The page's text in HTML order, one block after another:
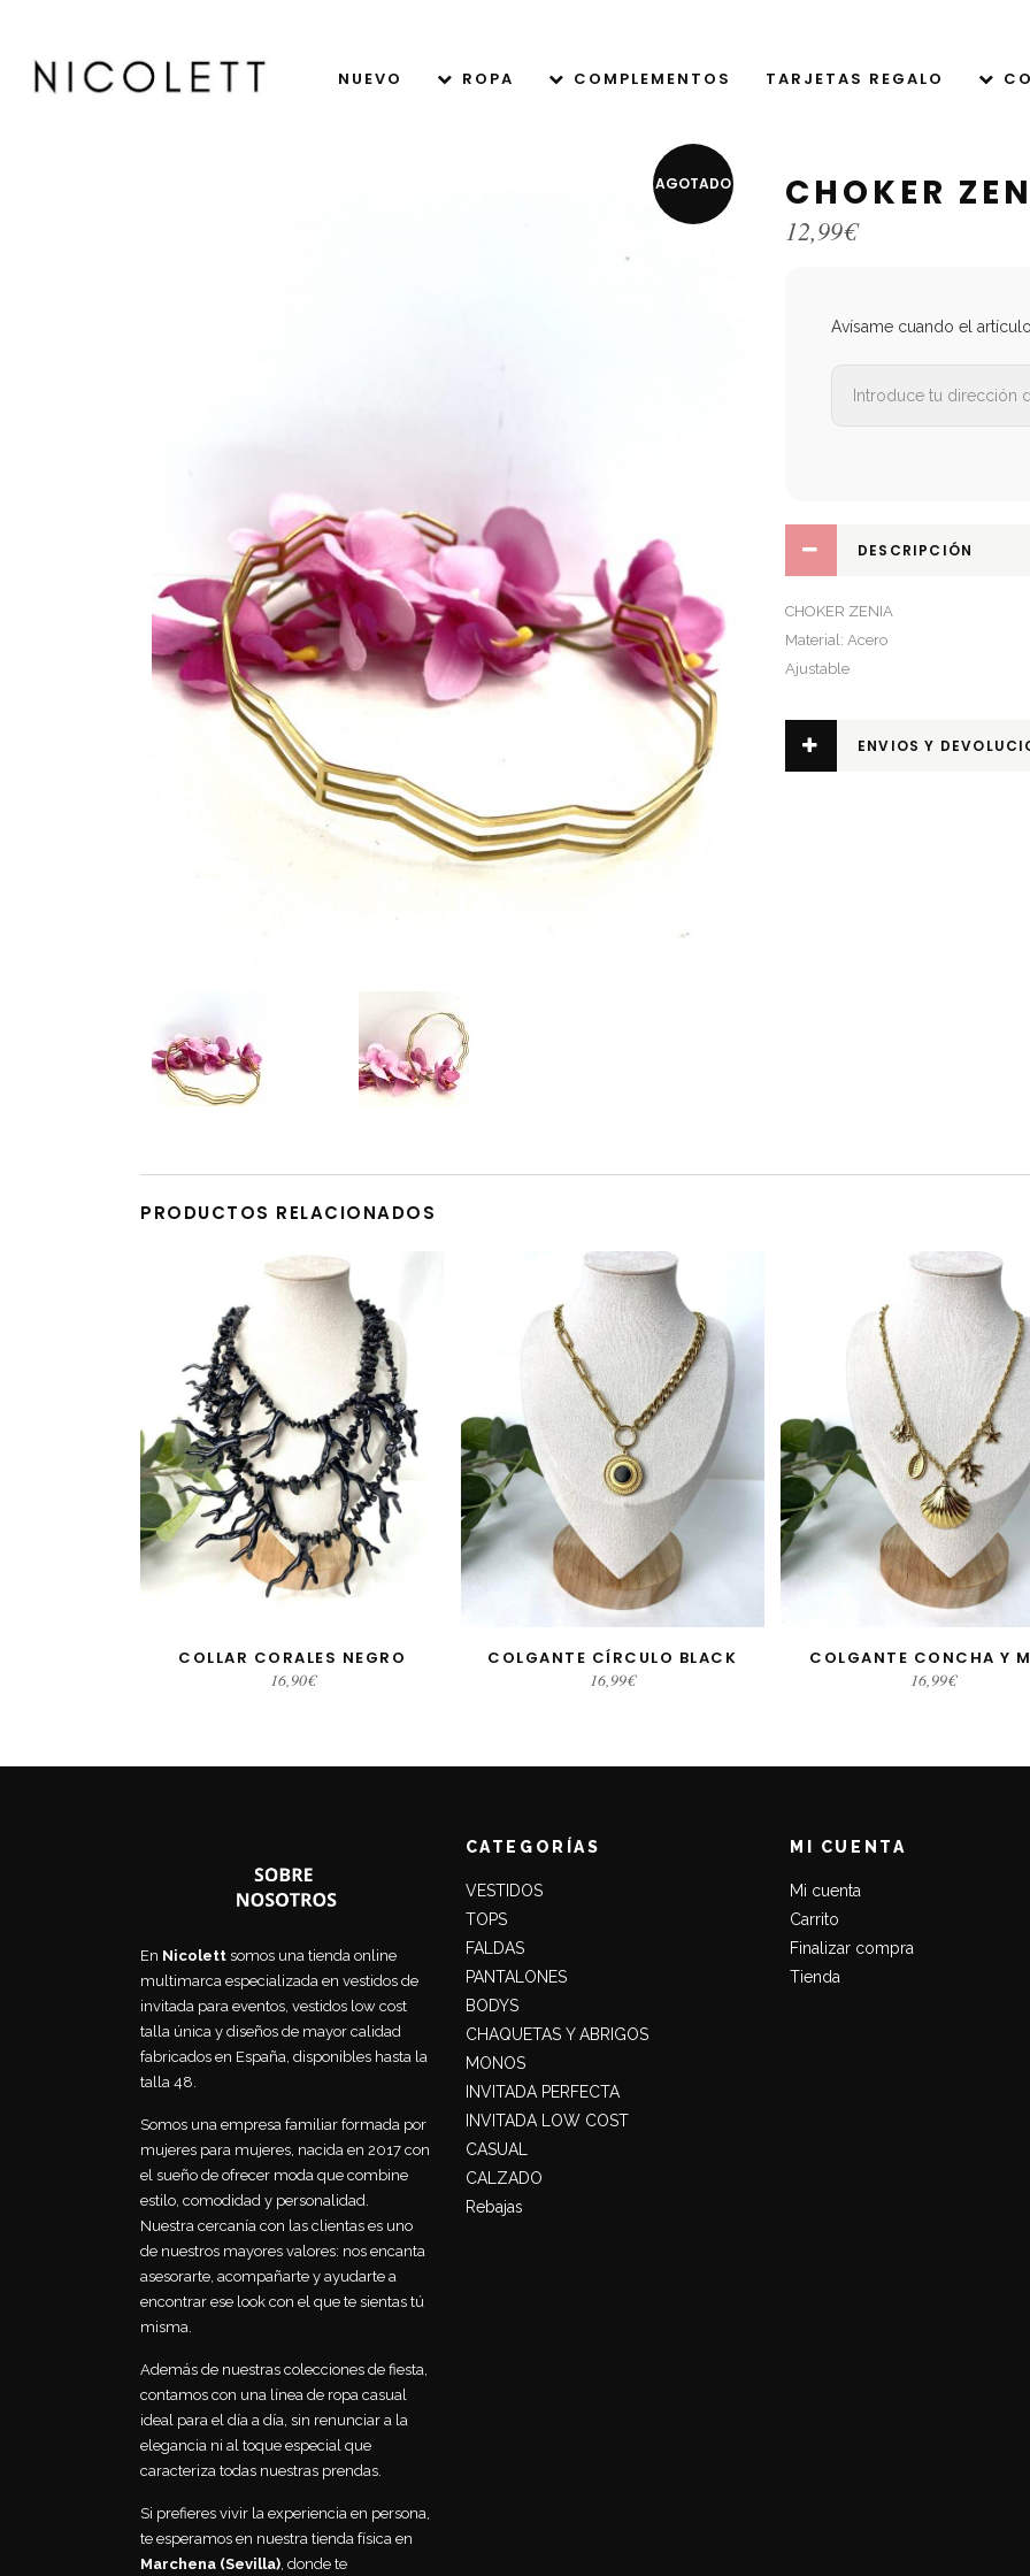
NUEVO ROPA COMPLEMENTOS TARJETAS REGALO
AGOTADO CHOKER
12,99€
Avísame cuando el
DESCRIPCIÓN
CHOKER ZENIA
Material: Acero
Ajustable
ENVIOS Y
PRODUCTOS RELACIONADOS
AÑADIR AL CARRITO
COLLAR CORALES NEGRO
16,90€
AÑADIR AL CARRITO
COLGANTE CÍRCULO BLACK
16,99€
AÑADIR AL CARRITO
COLGANTE CONCHA Y
16,99€
En Nicolett somos una tienda online
multimarca especializada en vestidos de
invitada para eventos, vestidos low cost
talla única y diseños de mayor calidad
fabricados en España, disponibles hasta la
talla 48.
Somos una empresa familiar formada por
mujeres para mujeres, nacida en 2017 con
el sueño de ofrecer moda que combine
estilo, comodidad y personalidad.
Nuestra cercanía con las clientas es uno
de nuestros mayores valores: nos encanta
asesorarte, acompañarte y ayudarte a
encontrar ese look con el que te sientas tú
misma.
Además de nuestras colecciones de fiesta,
contamos con una línea de ropa casual
ideal para el día a día, sin renunciar a la
elegancia ni al toque especial que
caracteriza todas nuestras prendas.
Si prefieres vivir la experiencia en persona,
te esperamos en nuestra tienda física en
Marchena (Sevilla), donde te
CATEGORÍAS
VESTIDOS
TOPS
FALDAS
PANTALONES
BODYS
CHAQUETAS Y ABRIGOS
MONOS
INVITADA PERFECTA
INVITADA LOW COST
CASUAL
CALZADO
Rebajas
MI CUENTA
Mi cuenta
Carrito
Finalizar compra
Tienda